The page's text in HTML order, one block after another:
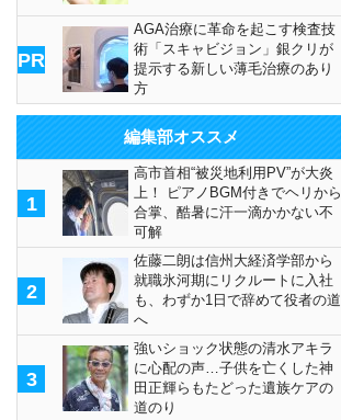
PR
AGA治療に革命を起こす検査技
術「スキャビジョン」銀クリが
提示する新しい薄毛治療のあり
方
編集部オススメ
1
高市首相“被災地利用PV”が大炎
上！ ピアノBGM付きでヘリから
合掌、酷暑に汗一滴かかない不
可解
2
佐藤二朗は信州大経済学部から
就職氷河期にリクルートに入社
も、わずか1日で辞めて役者の道
へ
3
強いショック状態の清水アキラ
に心配の声…子供を亡くした神
田正輝らもたどった遺族ケアの
道のり